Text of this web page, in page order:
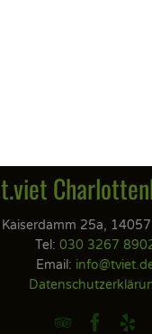
t.viet
Kaiserdamm 25a,
Tel: 030 3267
Email:
  